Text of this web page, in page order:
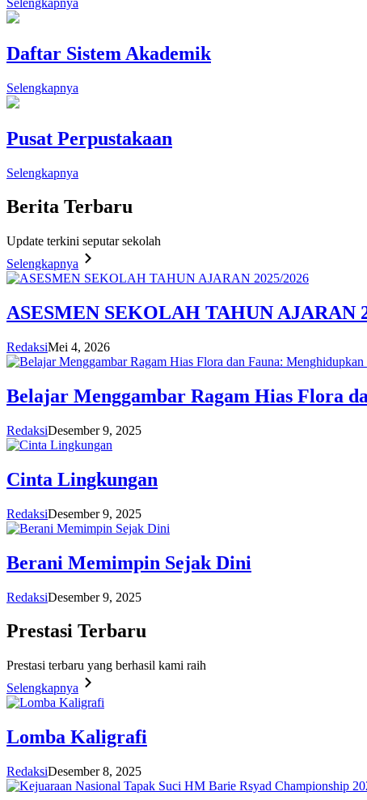
Daftar Sistem Akademik
Selengkapnya
Pusat Perpustakaan
Selengkapnya
Berita Terbaru
Update terkini seputar sekolah
Selengkapnya
ASESMEN SEKOLAH TAHUN AJARAN
RedaksiMei 4, 2026
Belajar Menggambar Ragam Hias Flora
RedaksiDesember 9, 2025
Cinta Lingkungan
RedaksiDesember 9, 2025
Berani Memimpin Sejak Dini
RedaksiDesember 9, 2025
Prestasi Terbaru
Prestasi terbaru yang berhasil kami raih
Selengkapnya
Lomba Kaligrafi
RedaksiDesember 8, 2025